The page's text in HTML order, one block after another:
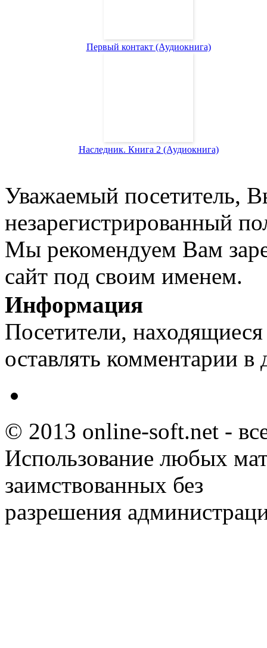
Первый контакт (Аудиокнига)
Наследник. Книга 2 (Аудиокнига)
Уважаемый посетитель,
незарегистрированный
Мы рекомендуем Вам
сайт под своим именем.
Информация
Посетители,
оставлять комментарии в
© 2013 online-soft.net -
Использование любых
заимствованных без
разрешения